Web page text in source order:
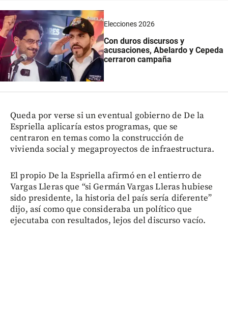
Elecciones 2026
Con duros discursos y
acusaciones, Abelardo y Cepeda
cerraron campaña
Queda por verse si un eventual gobierno de De la
Espriella aplicaría estos programas, que se
centraron en temas como la construcción de
vivienda social y megaproyectos de infraestructura.
El propio De la Espriella afirmó en el entierro de
Vargas Lleras que “si Germán Vargas Lleras hubiese
sido presidente, la historia del país sería diferente”
dijo, así como que consideraba un político que
ejecutaba con resultados, lejos del discurso vacío.